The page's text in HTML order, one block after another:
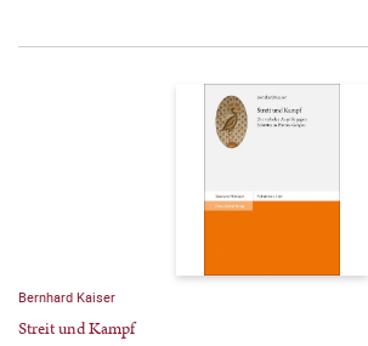
Bernhard Kaiser
Streit und Kampf